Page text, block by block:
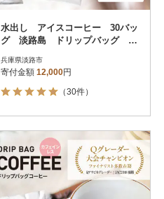
水出し アイスコーヒー 30バッ
グ 淡路島 ドリップバッグ セ
兵庫県淡路市
寄付金額 12,000円
（30件）